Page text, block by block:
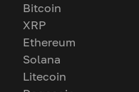
Bitcoin
XRP
Ethereum
Solana
Litecoin